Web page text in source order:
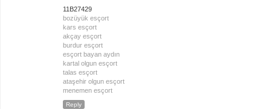
11B27429
bozüyük esçort
kars esçort
akçay esçort
burdur esçort
esçort bayan aydın
kartal olgun esçort
talas esçort
ataşehir olgun esçort
menemen esçort
Reply